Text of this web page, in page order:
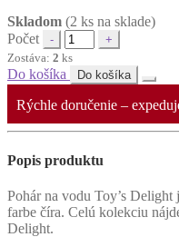
Skladom (2 ks na sklade)
Počet
Zostáva: 2 ks
Do košíka Do košíka
Rýchle doručenie –
Popis produktu
Pohár na vodu Toy’s
farbe číra. Celú kolekciu
Delight.